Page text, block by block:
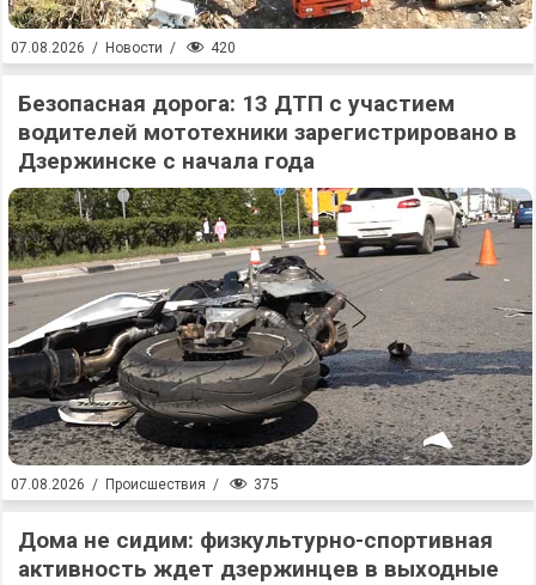
07.08.2026 / Новости / 420
Безопасная дорога: 13 ДТП с участием
водителей мототехники зарегистрировано в
Дзержинске с начала года
07.08.2026 / Происшествия / 375
Дома не сидим: физкультурно-спортивная
активность ждет дзержинцев в выходные